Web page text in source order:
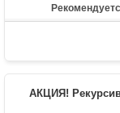
Материалы
АКЦИЯ!